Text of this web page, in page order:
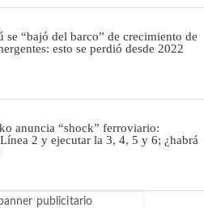
se “bajó del barco” de crecimiento de
esto se perdió desde 2022
anuncia “shock” ferroviario:
2 y ejecutar la 3, 4, 5 y 6; ¿habrá